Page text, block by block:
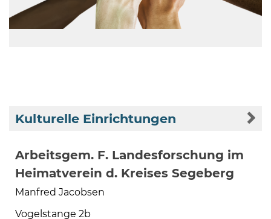
und
Uhr
Kulturelle Einrichtungen
Arbeitsgem. F. Landesforschung im
Heimatverein d. Kreises Segeberg
Manfred Jacobsen
Vogelstange 2b